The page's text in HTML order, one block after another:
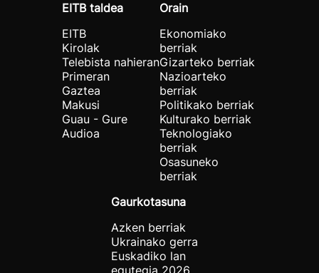
EITB taldea
EITB
Kirolak
Telebista nahieran
Primeran
Gaztea
Makusi
Guau - Gure
Audioa
Orain
Ekonomiako
berriak
Gizarteko berriak
Nazioarteko
berriak
Politikako berriak
Kulturako berriak
Teknologiako
berriak
Osasuneko
berriak
Gaurkotasuna
Azken berriak
Ukrainako gerra
Euskadiko lan
egutegia 2026